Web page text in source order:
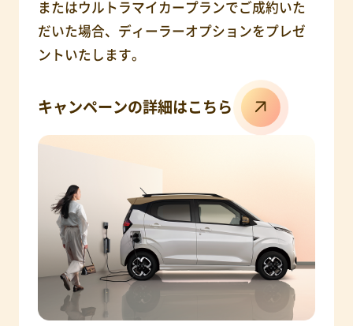
またはウルトラマイカープランでご成約いた
だいた場合、ディーラーオプションをプレゼ
ントいたします。
キャンペーンの詳細はこちら